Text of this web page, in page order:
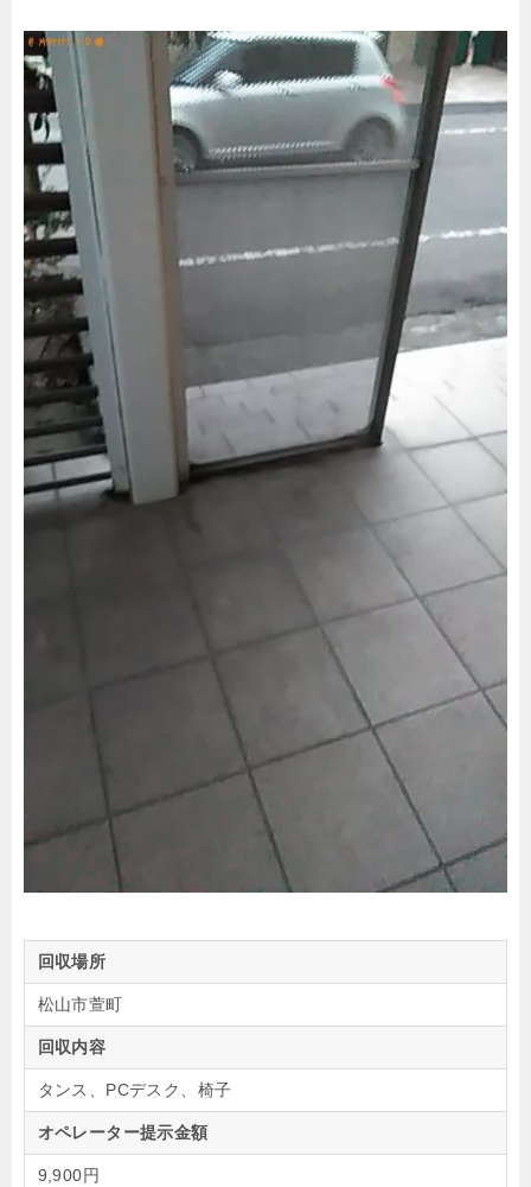
回収場所
松山市萱町
回収内容
タンス、PCデスク、椅子
オペレーター提示金額
9,900円